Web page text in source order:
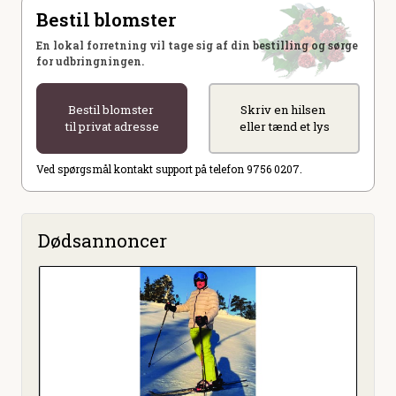
Bestil blomster
En lokal forretning vil tage sig af din bestilling og sørge
for udbringningen.
Bestil blomster
til privat adresse
Skriv en hilsen
eller tænd et lys
Ved spørgsmål kontakt support på telefon 9756 0207.
Dødsannoncer